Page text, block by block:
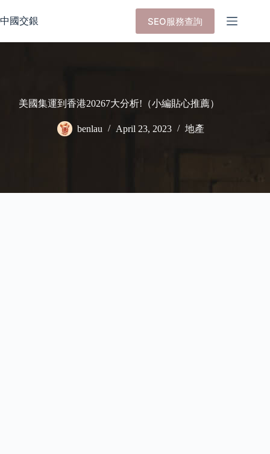
to
content
中國交銀 SEO服務查詢
美國集運到香港20267大分析!（小編貼心推薦）
benlau April 23, 2023 地產